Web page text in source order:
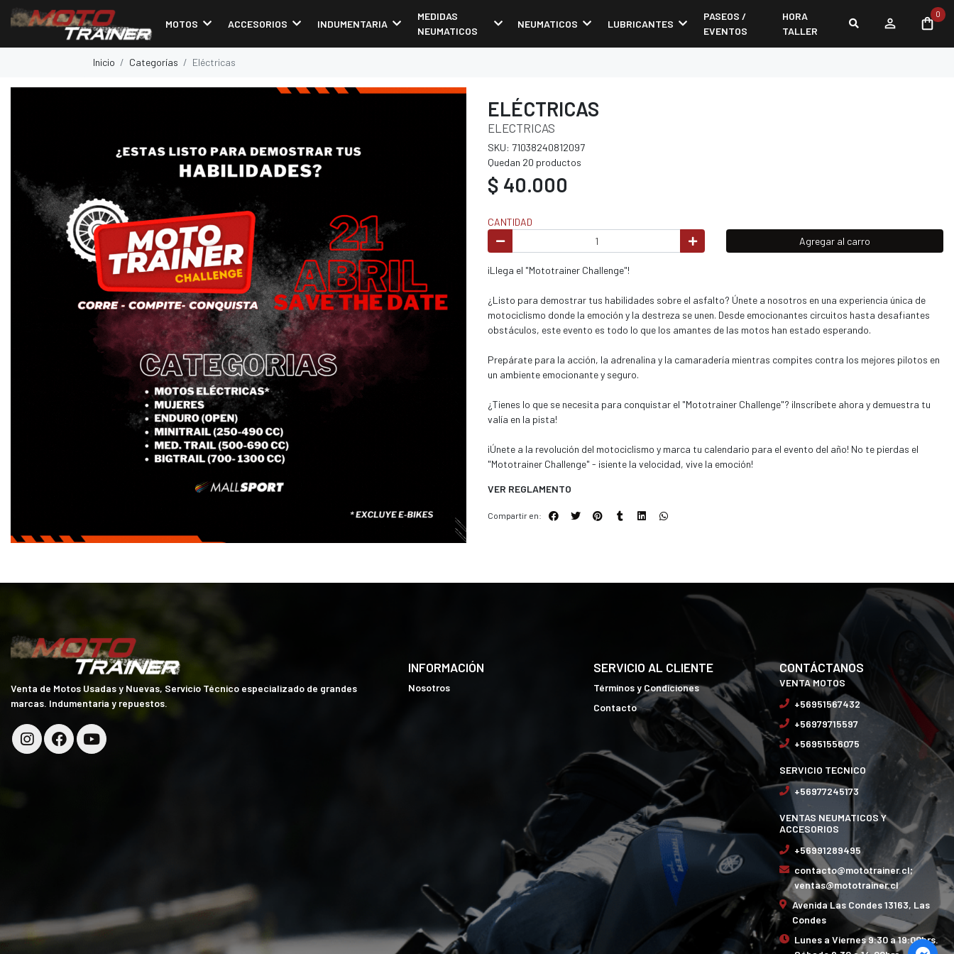
MOTOS ACCESORIOS INDUMENTARIA
MEDIDAS
NEUMATICOS
NEUMATICOS LUBRICANTES
PASEOS /
EVENTOS
HORA
TALLER
0
Inicio Categorías Eléctricas
ELÉCTRICAS
ELECTRICAS
SKU: 71038240812097
Quedan 20 productos
$ 40.000
CANTIDAD
Agregar al carro
¡Llega el "Mototrainer Challenge"!
¿Listo para demostrar tus habilidades sobre el asfalto? Únete a nosotros en una experiencia única de
motociclismo donde la emoción y la destreza se unen. Desde emocionantes circuitos hasta desafiantes
obstáculos, este evento es todo lo que los amantes de las motos han estado esperando.
Prepárate para la acción, la adrenalina y la camaradería mientras compites contra los mejores pilotos en
un ambiente emocionante y seguro.
¿Tienes lo que se necesita para conquistar el "Mototrainer Challenge"? ¡Inscríbete ahora y demuestra tu
valía en la pista!
¡Únete a la revolución del motociclismo y marca tu calendario para el evento del año! No te pierdas el
"Mototrainer Challenge" - ¡siente la velocidad, vive la emoción!
VER REGLAMENTO
Compartir en:
Venta de Motos Usadas y Nuevas, Servicio Técnico especializado de grandes
marcas. Indumentaria y repuestos.
INFORMACIÓN
Nosotros
SERVICIO AL CLIENTE
Términos y Condiciones
Contacto
CONTÁCTANOS
VENTA MOTOS
+56951567432
+56979715597
+56951556075
SERVICIO TECNICO
+56977245173
VENTAS NEUMATICOS Y
ACCESORIOS
+56991289495
contacto@mototrainer.cl;
ventas@mototrainer.cl
Avenida Las Condes 13163, Las
Condes
Lunes a Viernes 9:30 a 19:00hrs.